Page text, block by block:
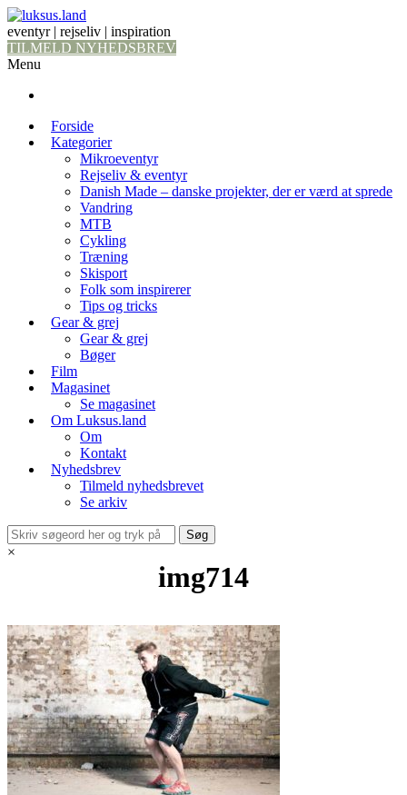
eventyr | rejseliv | inspiration
TILMELD NYHEDSBREV
Menu
Forside
Kategorier
Mikroeventyr
Rejseliv & eventyr
Danish Made – danske projekter, der er værd at sprede
Vandring
MTB
Cykling
Træning
Skisport
Folk som inspirerer
Tips og tricks
Gear & grej
Gear & grej
Bøger
Film
Magasinet
Se magasinet
Om Luksus.land
Om
Kontakt
Nyhedsbrev
Tilmeld nyhedsbrevet
Se arkiv
×
img714